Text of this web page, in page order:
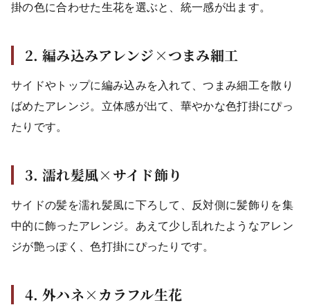
掛の色に合わせた生花を選ぶと、統一感が出ます。
2. 編み込みアレンジ×つまみ細工
サイドやトップに編み込みを入れて、つまみ細工を散り
ばめたアレンジ。立体感が出て、華やかな色打掛にぴっ
たりです。
3. 濡れ髪風×サイド飾り
サイドの髪を濡れ髪風に下ろして、反対側に髪飾りを集
中的に飾ったアレンジ。あえて少し乱れたようなアレン
ジが艶っぽく、色打掛にぴったりです。
4. 外ハネ×カラフル生花